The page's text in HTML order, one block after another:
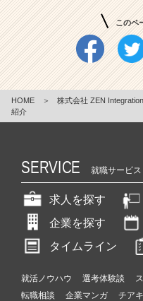
このペ
HOME ＞ 株式会社 ZEN Integration
紹介
SERVICE 就職サービス
求人を探す
企業を探す
タイムライン
就活ノウハウ 選考体験談
転職相談
企業マンガ チア